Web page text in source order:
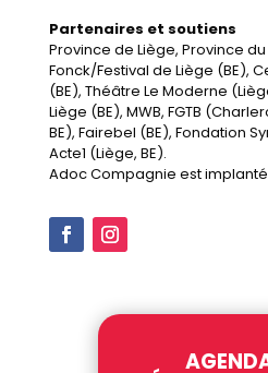
Partenaires et soutiens
Province de Liège, Province
Fonck/Festival de Liège (BE),
(BE), Théâtre Le Moderne
Liège (BE), MWB, FGTB
BE), Fairebel (BE), Fondation
Acte1 (Liège, BE).
Adoc Compagnie est